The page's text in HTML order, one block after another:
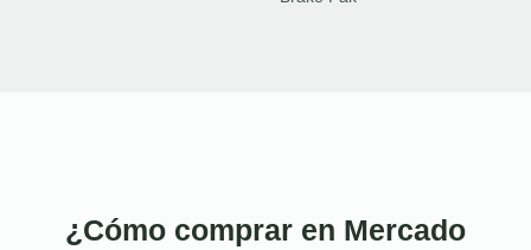
¿Cómo comprar en Mercado